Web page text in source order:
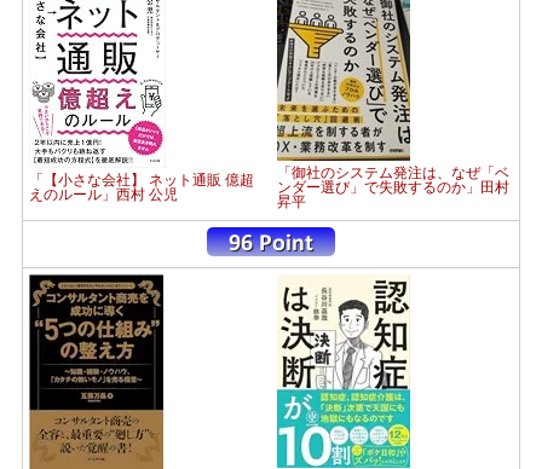
「【小さな会社】 ネット通販 億超
えのルール」西村 公児
「御社のシステム発注は、なぜ「ベ
ンダー選び」で失敗するのか」田村
昇平